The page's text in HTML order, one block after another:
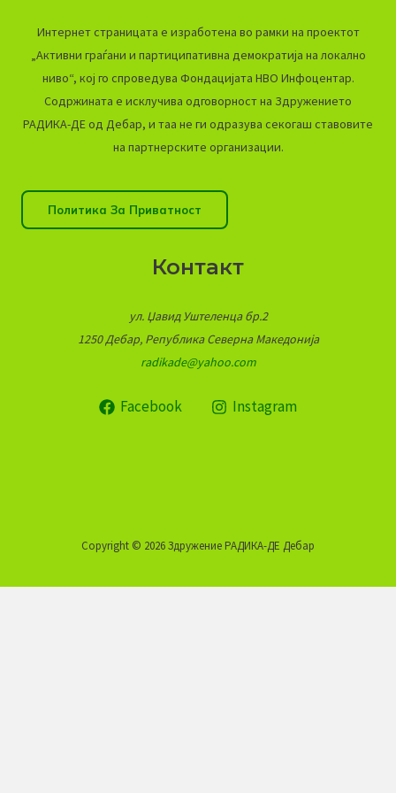
Интернет страницата е изработена во рамки на проектот
„Активни граѓани и партиципативна демократија на локално
ниво“, кој го спроведува Фондацијата НВО Инфоцентар.
Содржината е исклучива одговорност на Здружението
РАДИКА-ДЕ од Дебар, и таа не ги одразува секогаш ставовите
на партнерските организации.
Политика За Приватност
Контакт
ул. Џавид Уштеленца бр.2
1250 Дебар, Република Северна Македонија
radikade@yahoo.com
Facebook Instagram
Copyright © 2026 Здружение РАДИКА-ДЕ Дебар